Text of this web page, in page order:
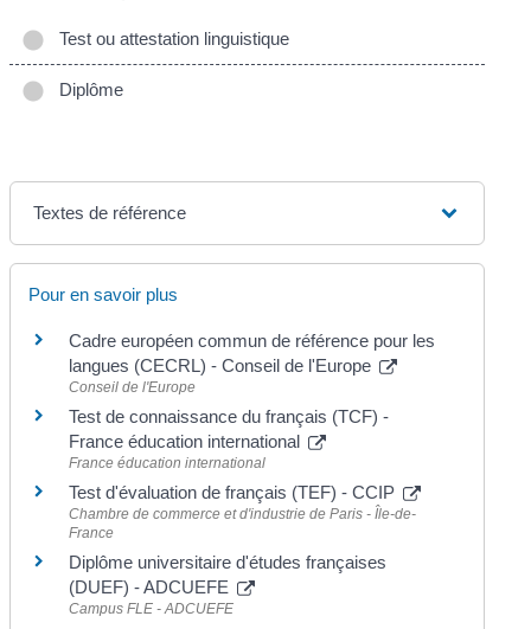
Test ou attestation linguistique
Diplôme
Textes de référence
Pour en savoir plus
Cadre européen commun de référence pour les
langues (CECRL) - Conseil de l'Europe
Conseil de l'Europe
Test de connaissance du français (TCF) -
France éducation international
France éducation international
Test d'évaluation de français (TEF) - CCIP
Chambre de commerce et d'industrie de Paris - Île-de-
France
Diplôme universitaire d'études françaises
(DUEF) - ADCUEFE
Campus FLE - ADCUEFE